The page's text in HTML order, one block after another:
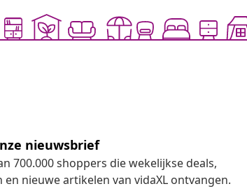
nieuwsbrief
700.000 shoppers die wekelijkse deals,
nieuwe artikelen van vidaXL ontvangen.